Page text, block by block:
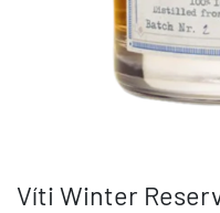
Víti Winter